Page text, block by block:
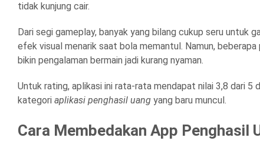
tidak kunjung cair.
Dari segi gameplay, banyak yang bilang cukup seru untuk
efek visual menarik saat bola memantul. Namun,
bikin pengalaman bermain jadi kurang nyaman.
Untuk rating, aplikasi ini rata-rata mendapat nilai 3,8 dari 5
kategori aplikasi penghasil uang yang baru muncul.
Cara Membedakan App Penghasil